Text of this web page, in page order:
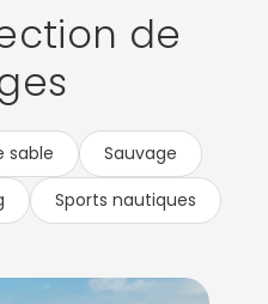
de
sable
Sauvage
Sports nautiques